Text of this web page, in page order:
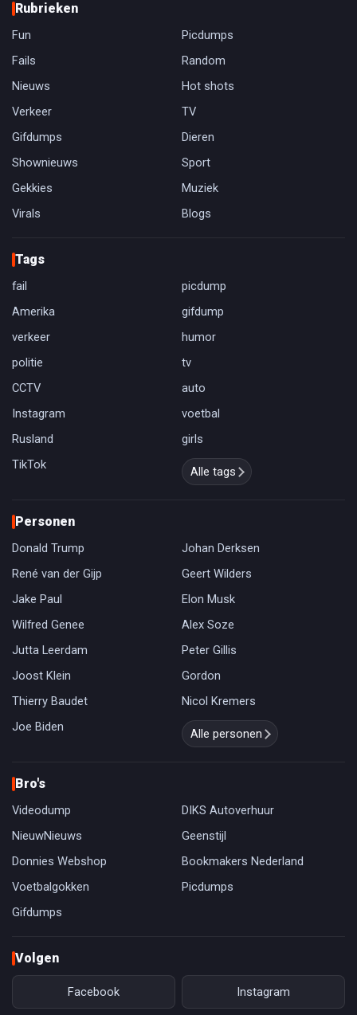
Rubrieken
Fun
Picdumps
Fails
Random
Nieuws
Hot shots
Verkeer
TV
Gifdumps
Dieren
Shownieuws
Sport
Gekkies
Muziek
Virals
Blogs
Tags
fail
picdump
Amerika
gifdump
verkeer
humor
politie
tv
CCTV
auto
Instagram
voetbal
Rusland
girls
TikTok
Alle tags
Personen
Donald Trump
Johan Derksen
René van der Gijp
Geert Wilders
Jake Paul
Elon Musk
Wilfred Genee
Alex Soze
Jutta Leerdam
Peter Gillis
Joost Klein
Gordon
Thierry Baudet
Nicol Kremers
Joe Biden
Alle personen
Bro's
Videodump
DIKS Autoverhuur
NieuwNieuws
Geenstijl
Donnies Webshop
Bookmakers Nederland
Voetbalgokken
Picdumps
Gifdumps
Volgen
Facebook Instagram